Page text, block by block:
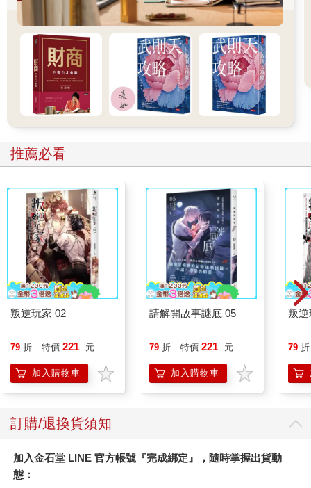
須經過公司批准。他沒有聽從命令，反而選擇辭職。他先把妻小
帶到阿第倫達克山區（Adirondacks），接著又請一位叢林飛行員
載他們到阿拉斯加去避風頭，等待紅色恐慌（Red Scare）的風潮
平息。從一九五二年春季至九月，他們一家人都在布魯克斯山
（Brooks Range）生活，與世隔絕。卡麥隆善用他捕魚、狩獵和
烹飪的技術；他捕撈白身魚，販售給當地的原住民族，像對待貴
族般餵飽他的家人。卡麥隆於一九五〇年代中期回歸出版業，被
視為出版業的勝利和自由言論戰勝審查制度的證明。對克諾夫出
版社來說，延攬到安格斯・卡麥隆是一大成功。
茱蒂絲觀察著安格斯・卡麥隆如何對付資深編輯。她特別敬佩他
能在阿弗雷心情不好時和他溝通。「安格斯懂很多，也對許多事
的男士。」
茱蒂絲和安格斯成為好友，經常共進午餐，談論書、美食和葡萄
酒。但安格斯不僅熱愛美食和烹飪。他也瞭解食譜書。在鮑伯斯
－梅里爾出版社時，卡麥隆一九三六年協助推出厄爾瑪・隆鮑爾
（Irma S. Rombauer）的《廚藝之樂》（Joy of Cooking）的第一
個普及版本，這本書至今仍是史上最暢銷的食譜書之一。在利特
布朗出版社時，他曾發行蒂昂・盧卡斯（Dione Lucas）的作品，
她是餐廳老闆，一九四二年曾在曼哈頓創立藍帶學校。多年來，
盧卡斯都被視為美國最重要的法餐教師，而她本人則是紐約小眾
到寶藏時，她知道安格斯・卡麥隆是她求助的最佳人選。
做好失望的心理準備，但結果她根本不需要擔心。和茱蒂絲一
樣，安格斯看到這本書後深受震撼。「在渴望精進廚藝又身為編
實際嘗試過書中的食譜，但這本書是我看過最實用的法式料理
書。就我所知，這幾位作者做的事史無前例……我深信這本書會
賣到供不應求。」卡麥隆一頁接著一頁詳細寫著他對這本書的信
心，為其理想辯護。
四月的那場編輯會議，茱蒂絲在辦公桌前焦急等待時，卡麥隆正
推薦必看
叛逆玩家 02
79 折 特價 221 元
加入購物車
請解開故事謎底 05
79 折 特價 221 元
加入購物車
叛逆
79 折
訂購/退換貨須知
加入金石堂 LINE 官方帳號『完成綁定』，隨時掌握出貨動
態：